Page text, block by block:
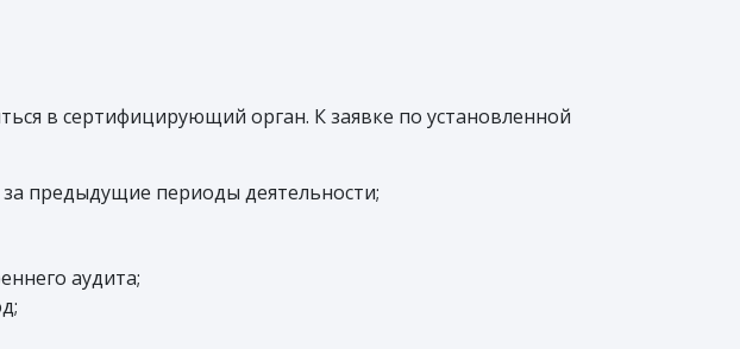
в сертифицирующий орган. К заявке по установленной
предыдущие периоды деятельности;
аудита;